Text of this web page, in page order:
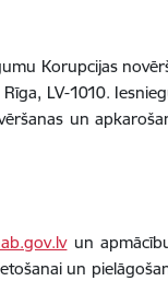
Korupcijas
LV-1010.
un
un
un